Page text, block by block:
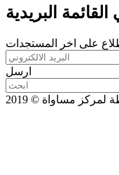
البريدية
على اخر المستجدات
ارسل
مساواة © 2019